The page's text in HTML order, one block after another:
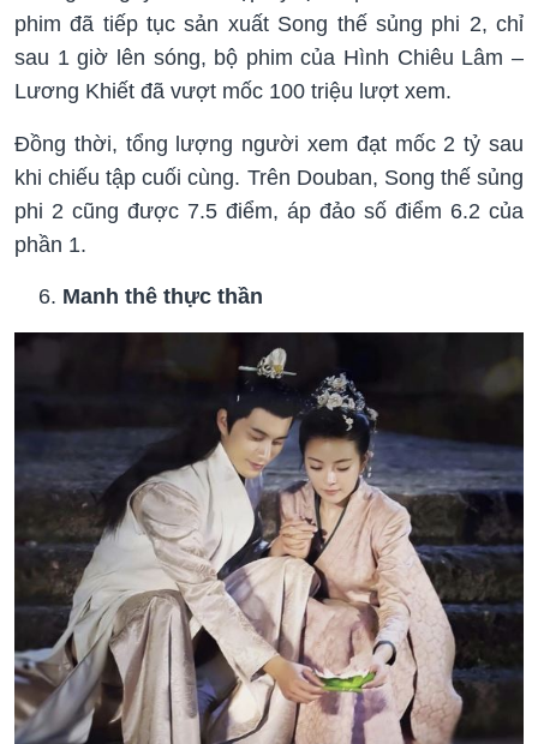
phim đã tiếp tục sản xuất Song thế sủng phi 2, chỉ
sau 1 giờ lên sóng, bộ phim của Hình Chiêu Lâm –
Lương Khiết đã vượt mốc 100 triệu lượt xem.
Đồng thời, tổng lượng người xem đạt mốc 2 tỷ sau
khi chiếu tập cuối cùng. Trên Douban, Song thế sủng
phi 2 cũng được 7.5 điểm, áp đảo số điểm 6.2 của
phần 1.
Manh thê thực thần